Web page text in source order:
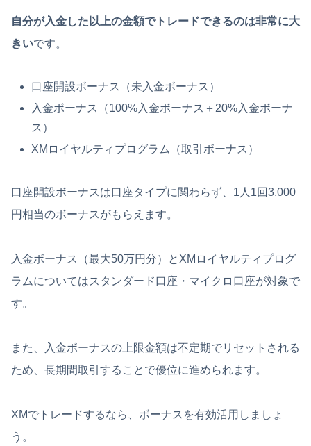
自分が入金した以上の金額でトレードできるのは非常に大
きいです。
口座開設ボーナス（未入金ボーナス）
入金ボーナス（100%入金ボーナス＋20%入金ボーナ
ス）
XMロイヤルティプログラム（取引ボーナス）
口座開設ボーナスは口座タイプに関わらず、1人1回3,000
円相当のボーナスがもらえます。
入金ボーナス（最大50万円分）とXMロイヤルティプログ
ラムについてはスタンダード口座・マイクロ口座が対象で
す。
また、入金ボーナスの上限金額は不定期でリセットされる
ため、長期間取引することで優位に進められます。
XMでトレードするなら、ボーナスを有効活用しましょ
う。